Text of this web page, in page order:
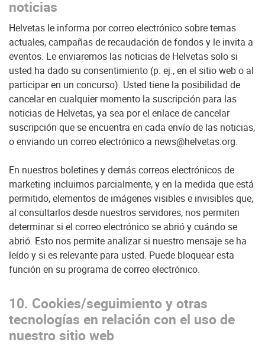
noticias
Helvetas le informa por correo electrónico sobre temas
actuales, campañas de recaudación de fondos y le invita a
eventos. Le enviaremos las noticias de Helvetas solo si
usted ha dado su consentimiento (p. ej., en el sitio web o al
participar en un concurso). Usted tiene la posibilidad de
cancelar en cualquier momento la suscripción para las
noticias de Helvetas, ya sea por el enlace de cancelar
suscripción que se encuentra en cada envío de las noticias,
o enviando un correo electrónico a news@helvetas.org.
En nuestros boletines y demás correos electrónicos de
marketing incluimos parcialmente, y en la medida que está
permitido, elementos de imágenes visibles e invisibles que,
al consultarlos desde nuestros servidores, nos permiten
determinar si el correo electrónico se abrió y cuándo se
abrió. Esto nos permite analizar si nuestro mensaje se ha
leído y si es relevante para usted. Puede bloquear esta
función en su programa de correo electrónico.
10. Cookies/seguimiento y otras
tecnologías en relación con el uso de
nuestro sitio web